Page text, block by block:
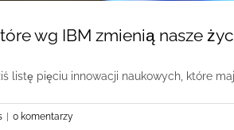
wg IBM zmienią nasze
listę pięciu innowacji naukowych, które
| 0 komentarzy